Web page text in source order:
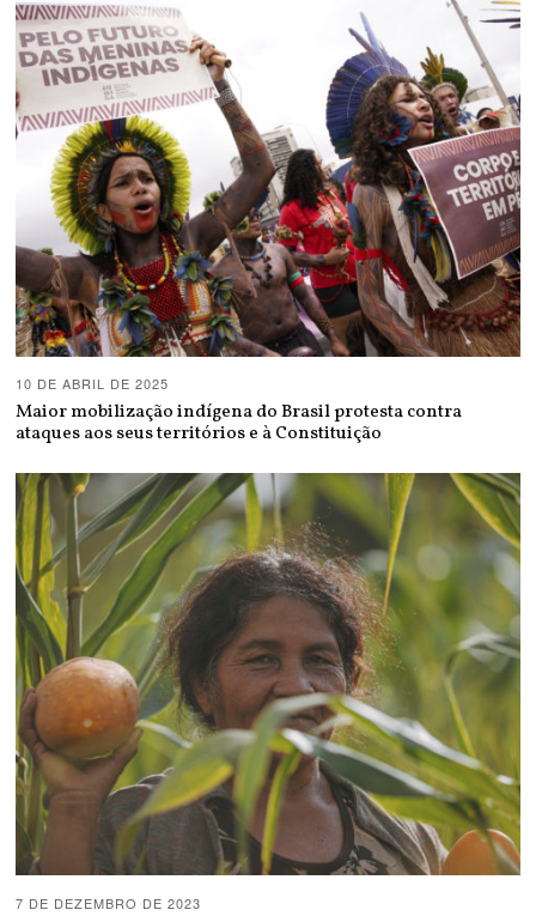
10 DE ABRIL DE 2025
Maior mobilização indígena do Brasil protesta contra
ataques aos seus territórios e à Constituição
7 DE DEZEMBRO DE 2023